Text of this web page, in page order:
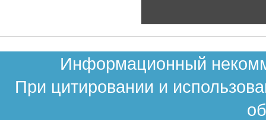
Информационный
При цитировании и